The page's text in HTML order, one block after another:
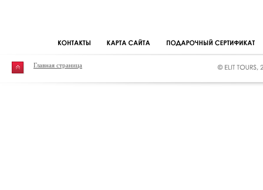
Главная страница